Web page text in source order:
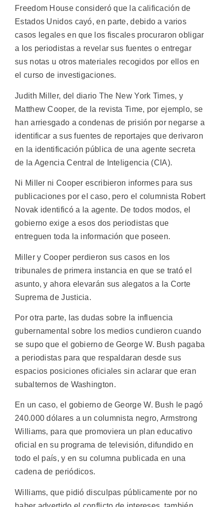
Freedom House consideró que la calificación de
Estados Unidos cayó, en parte, debido a varios
casos legales en que los fiscales procuraron obligar
a los periodistas a revelar sus fuentes o entregar
sus notas u otros materiales recogidos por ellos en
el curso de investigaciones.
Judith Miller, del diario The New York Times, y
Matthew Cooper, de la revista Time, por ejemplo, se
han arriesgado a condenas de prisión por negarse a
identificar a sus fuentes de reportajes que derivaron
en la identificación pública de una agente secreta
de la Agencia Central de Inteligencia (CIA).
Ni Miller ni Cooper escribieron informes para sus
publicaciones por el caso, pero el columnista Robert
Novak identificó a la agente. De todos modos, el
gobierno exige a esos dos periodistas que
entreguen toda la información que poseen.
Miller y Cooper perdieron sus casos en los
tribunales de primera instancia en que se trató el
asunto, y ahora elevarán sus alegatos a la Corte
Suprema de Justicia.
Por otra parte, las dudas sobre la influencia
gubernamental sobre los medios cundieron cuando
se supo que el gobierno de George W. Bush pagaba
a periodistas para que respaldaran desde sus
espacios posiciones oficiales sin aclarar que eran
subalternos de Washington.
En un caso, el gobierno de George W. Bush le pagó
240.000 dólares a un columnista negro, Armstrong
Williams, para que promoviera un plan educativo
oficial en su programa de televisión, difundido en
todo el país, y en su columna publicada en una
cadena de periódicos.
Williams, que pidió disculpas públicamente por no